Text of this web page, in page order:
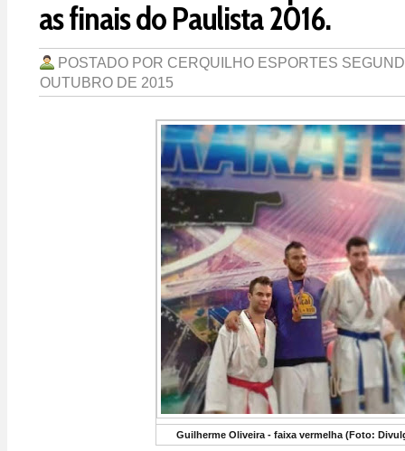
as finais do Paulista 2016.
POSTADO POR CERQUILHO ESPORTES
OUTUBRO DE 2015
Guilherme Oliveira - faixa vermelha (Foto: